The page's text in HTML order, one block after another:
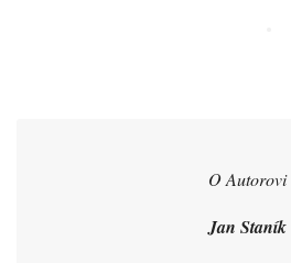
O Autorovi
Jan Staník